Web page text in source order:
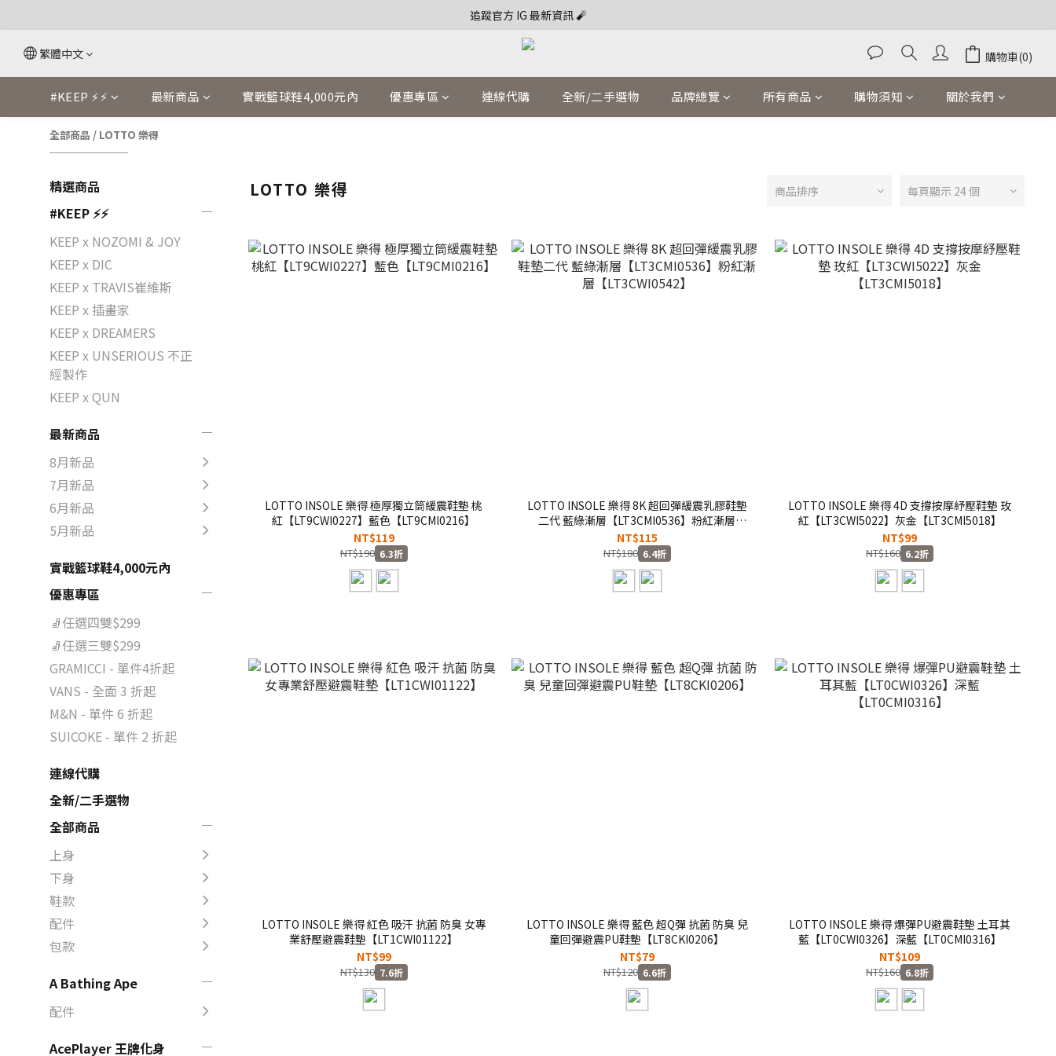
追蹤官方 IG 最新資訊 🧨
繁體中文 購物車(0)
#KEEP ⚡⚡ 最新商品 實戰籃球鞋4,000元內 優惠專區 連線代購 全新/二手選物 品牌總覽 所有商品 購物須知 關於我們
全部商品 / LOTTO 樂得
精選商品
#KEEP ⚡⚡
KEEP x NOZOMI & JOY
KEEP x DIC
KEEP x TRAVIS崔維斯
KEEP x 插畫家
KEEP x DREAMERS
KEEP x UNSERIOUS 不正
經製作
KEEP x QUN
最新商品
8月新品
7月新品
6月新品
5月新品
實戰籃球鞋4,000元內
優惠專區
🧦任選四雙$299
🧦任選三雙$299
GRAMICCI - 單件4折起
VANS - 全面 3 折起
M&N - 單件 6 折起
SUICOKE - 單件 2 折起
連線代購
全新/二手選物
全部商品
上身
下身
鞋款
配件
包款
A Bathing Ape
配件
AcePlayer 王牌化身
LOTTO 樂得 商品排序 每頁顯示 24 個
LOTTO INSOLE 樂得 極厚獨立筒緩震鞋墊 桃
紅【LT9CWI0227】藍色【LT9CMI0216】
NT$119
NT$190 6.3折
LOTTO INSOLE 樂得 8K 超回彈緩震乳膠鞋墊
二代 藍綠漸層【LT3CMI0536】粉紅漸層
【LT3CWI0542】
NT$115
NT$180 6.4折
LOTTO INSOLE 樂得 4D 支撐按摩紓壓鞋墊 玫
紅【LT3CWI5022】灰金【LT3CMI5018】
NT$99
NT$160 6.2折
LOTTO INSOLE 樂得 紅色 吸汗 抗菌 防臭 女專
業舒壓避震鞋墊【LT1CWI01122】
NT$99
NT$130 7.6折
LOTTO INSOLE 樂得 藍色 超Q彈 抗菌 防臭 兒
童回彈避震PU鞋墊【LT8CKI0206】
NT$79
NT$120 6.6折
LOTTO INSOLE 樂得 爆彈PU避震鞋墊 土耳其
藍【LT0CWI0326】深藍【LT0CMI0316】
NT$109
NT$160 6.8折